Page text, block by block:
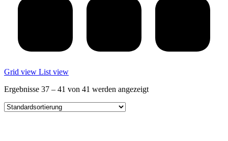
Grid view List view
Ergebnisse 37 – 41 von 41 werden angezeigt